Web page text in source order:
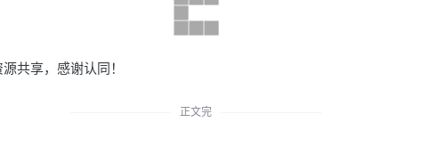
共享，感谢认同！
正文完